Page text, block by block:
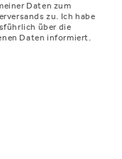
Daten zum
zu. Ich habe
über die
Daten informiert.